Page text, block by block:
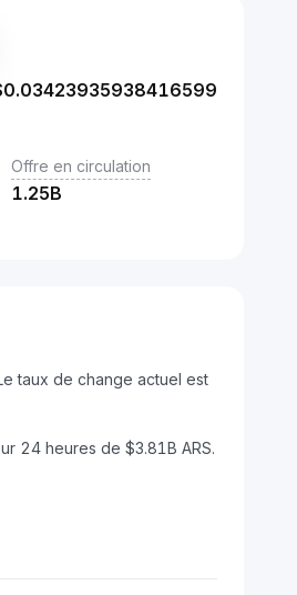
0.03423935938416599
Offre en circulation
1.25B
taux de change actuel est
24 heures de $3.81B ARS.